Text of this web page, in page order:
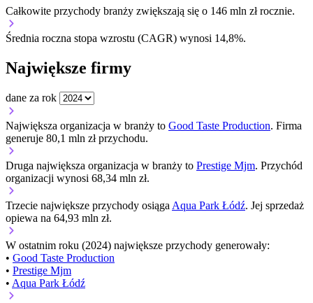
Całkowite przychody branży zwiększają się o 146 mln zł rocznie.
Średnia roczna stopa wzrostu (CAGR) wynosi 14,8%.
Największe firmy
dane za rok
Największa organizacja w branży to Good Taste Production. Firma
generuje 80,1 mln zł przychodu.
Druga największa organizacja w branży to Prestige Mjm. Przychód
organizacji wynosi 68,34 mln zł.
Trzecie największe przychody osiąga Aqua Park Łódź. Jej sprzedaż
opiewa na 64,93 mln zł.
W ostatnim roku (2024) największe przychody generowały:
• Good Taste Production
• Prestige Mjm
• Aqua Park Łódź